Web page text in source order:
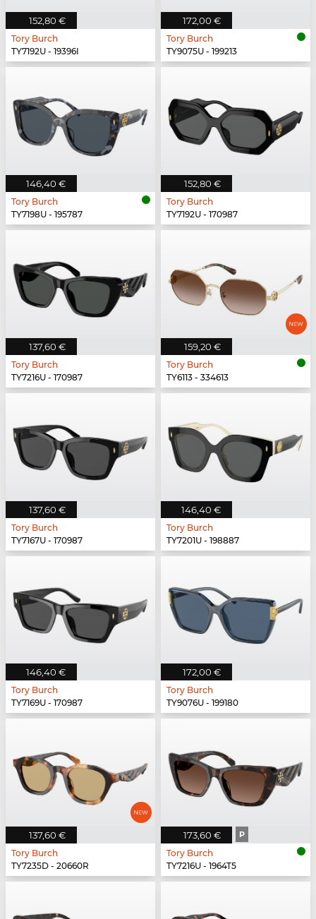
152,80 €
Tory Burch
TY7192U - 19396I
172,00 €
Tory Burch
TY9075U - 199213
146,40 €
Tory Burch
TY7198U - 195787
152,80 €
Tory Burch
TY7192U - 170987
137,60 €
Tory Burch
TY7216U - 170987
159,20 €
Tory Burch
TY6113 - 334613
137,60 €
Tory Burch
TY7167U - 170987
146,40 €
Tory Burch
TY7201U - 198887
146,40 €
Tory Burch
TY7169U - 170987
172,00 €
Tory Burch
TY9076U - 199180
137,60 €
Tory Burch
TY7235D - 20660R
173,60 € P
Tory Burch
TY7216U - 1964T5